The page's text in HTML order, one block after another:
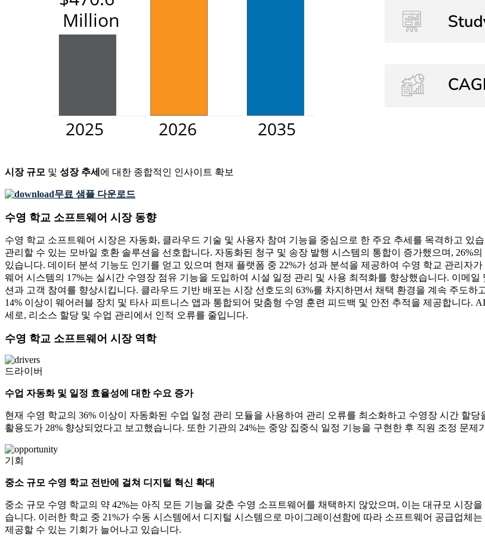
시장 규모 및 성장 추세 에 대한 종합적인 인사이트 확보
무료 샘플 다운로드
수영 학교 소프트웨어 시장 동향
수영 학교 소프트웨어 시장은 자동화, 클라우드 기술 및 사용자 참여 기능을 중심으로 한 주요 추세를 목격하고 있
관리할 수 있는 모바일 호환 솔루션을 선호합니다. 자동화된 청구 및 송장 발행 시스템의 통합이 증가했으며, 26%
있습니다. 데이터 분석 기능도 인기를 얻고 있으며 현재 플랫폼 중 22%가 성과 분석을 제공하여 수영 학교 관리자
웨어 시스템의 17%는 실시간 수영장 점유 기능을 도입하여 시설 일정 관리 및 사용 최적화를 향상했습니다. 이메
션과 고객 참여를 향상시킵니다. 클라우드 기반 배포는 시장 선호도의 63%를 차지하면서 채택 환경을 계속 주도하
14% 이상이 웨어러블 장치 및 타사 피트니스 앱과 통합되어 맞춤형 수영 훈련 피드백 및 안전 추적을 제공합니다.
세로, 리소스 할당 및 수업 관리에서 인적 오류를 줄입니다.
수영 학교 소프트웨어 시장 역학
드라이버
수업 자동화 및 일정 효율성에 대한 수요 증가
현재 수영 학교의 36% 이상이 자동화된 수업 일정 관리 모듈을 사용하여 관리 오류를 최소화하고 수영장 시간 할
활용도가 28% 향상되었다고 보고했습니다. 또한 기관의 24%는 중앙 집중식 일정 기능을 구현한 후 직원 조정 문제
기회
중소 규모 수영 학교 전반에 걸쳐 디지털 혁신 확대
중소 규모 수영 학교의 약 42%는 아직 모든 기능을 갖춘 수영 소프트웨어를 채택하지 않았으며, 이는 대규모 시장
습니다. 이러한 학교 중 21%가 수동 시스템에서 디지털 시스템으로 마이그레이션함에 따라 소프트웨어 공급업체
제공할 수 있는 기회가 늘어나고 있습니다.